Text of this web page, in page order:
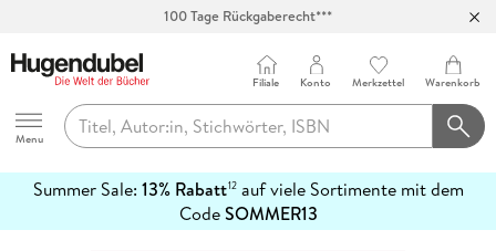
100 Tage Rückgaberecht***
Hugendubel
Menu
Filiale Konto Merkzettel Warenkorb
Summer Sale: 13% Rabatt12auf viele Sortimente mit dem
CodeSOMMER13
erfahren